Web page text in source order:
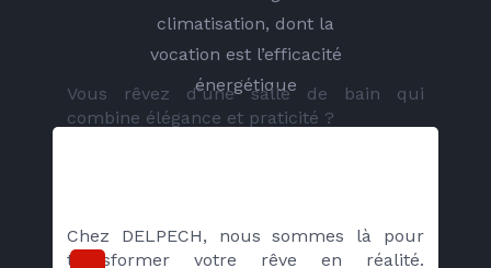
Vous rêvez d’une salle de bain qui
combine élégance et praticité ?
Chez DELPECH, nous sommes là pour
climatisation, dont la
vocation est l’efficacité
énergétique